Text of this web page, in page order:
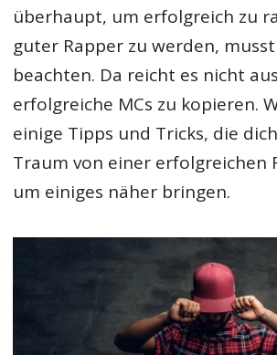
überhaupt, um erfolgreich zu
guter Rapper zu werden,
beachten. Da reicht es nicht
erfolgreiche MCs zu kopieren.
einige Tipps und Tricks, die
Traum von einer erfolgreichen
um einiges näher bringen.